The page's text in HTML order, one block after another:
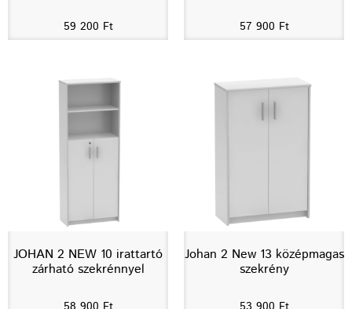
59 200 Ft 57 900 Ft
JOHAN 2 NEW 10 irattartó
zárható szekrénnyel
Johan 2 New 13 középmagas
szekrény